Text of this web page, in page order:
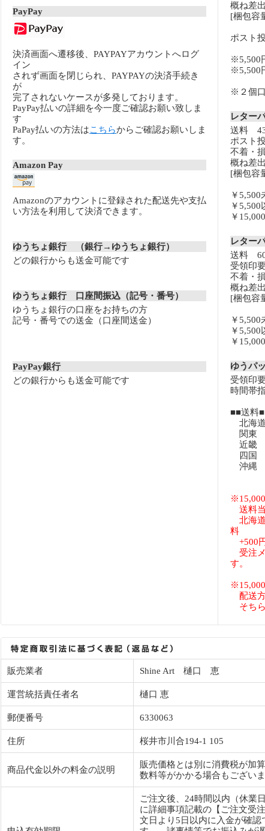
PayPay
決済画面へ遷移後、PAYPAYアカウントへログ
イン
されず画面を閉じられ、PAYPAYの決済手続き
が
完了されないケースが多発しております。
PayPay払いの詳細を今一度ご確認お願い致しま
す
PaPay払いの方法はこちらからご確認お願いしま
す。
Amazon Pay
Amazonのアカウントに登録された配送先や支払
い方法を利用して決済できます。
ゆうちょ銀行 （銀行→ゆうちょ銀行）
どの銀行からも送金可能です
ゆうちょ銀行 口座間振込（記号・番号）
ゆうちょ銀行の口座をお持ちの方
記号・番号での送金（口座間送金）
PayPay銀行
どの銀行からも送金可能です
概ね差
[梱包容
ポスト
※5,500
※5,500
※２個
レター
送料
ポスト
不着・
概ね差
[梱包容
￥
￥
￥
レター
送料
受領印
不着・
概ね差
[梱包容
￥
￥
￥
ゆうパ
受領印
時間帯
■■送料
北海
関
近
四
沖縄
送料
北海道
料
+500
受注メ
す。
配送方
そちら
販売業者 Shine Art 樋口 恵
運営統括責任者名 樋口 恵
郵便番号 6330063
住所 桜井市川合194-1 105
商品代金以外の料金の説明
販売価格とは別に消費税が加
数料等がかかる場合もございま
ご注文後、24時間以内（休業
に詳細事項記載の【ご注文受
文日より5日以内に入金が確